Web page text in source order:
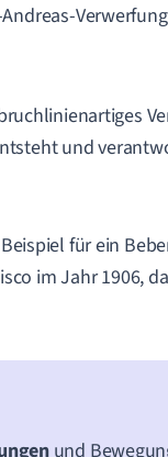
und
für ein
im Jahr 1906,
und